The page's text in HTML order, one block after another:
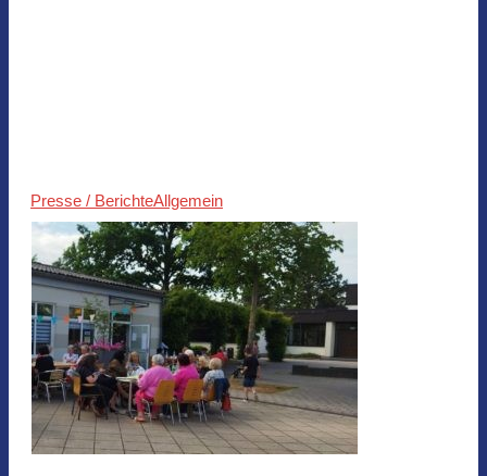
Presse / BerichteAllgemein